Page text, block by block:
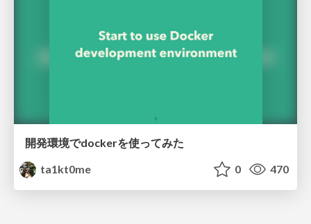
開発環境でdockerを使ってみた
ta1kt0me
0 470